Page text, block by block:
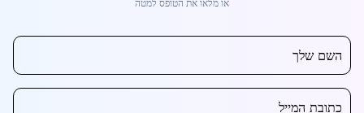
או מלאו את הטופס למטה